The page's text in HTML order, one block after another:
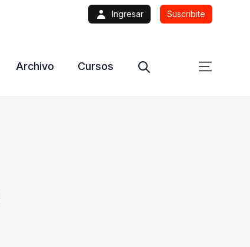
Ingresar Suscribite
Archivo Cursos